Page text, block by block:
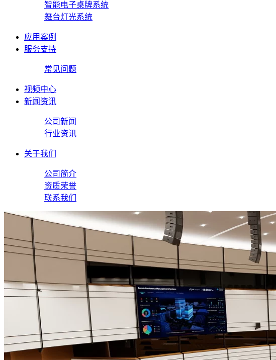
智能电子桌牌系统
舞台灯光系统
应用案例
服务支持
常见问题
视频中心
新闻资讯
公司新闻
行业资讯
关于我们
公司简介
资质荣誉
联系我们